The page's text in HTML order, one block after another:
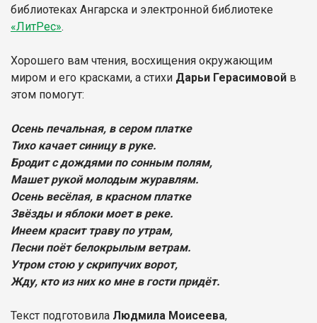
библиотеках Ангарска и электронной библиотеке
«ЛитРес».
Хорошего вам чтения, восхищения окружающим
миром и его красками, а стихи Дарьи Герасимовой в
этом помогут:
Осень печальная, в сером платке
Тихо качает синицу в руке.
Бродит с дождями по сонным полям,
Машет рукой молодым журавлям.
Осень весёлая, в красном платке
Звёзды и яблоки моет в реке.
Инеем красит траву по утрам,
Песни поёт белокрылым ветрам.
Утром стою у скрипучих ворот,
Жду, кто из них ко мне в гости придёт.
Текст подготовила Людмила Моисеева,